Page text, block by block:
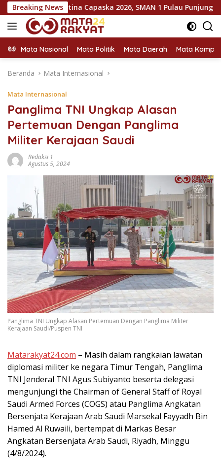
Langsung
ke
konten
Breaking News
Capaska 2026, SMAN 1 Pulau Punjung Mendominasi
Mata Nasional Mata Politik Mata Daerah Mata
Beranda Mata Internasional
Mata Internasional
Panglima TNI Ungkap Alasan
Pertemuan Dengan Panglima
Militer Kerajaan Saudi
Redaksi 1
Agustus 5, 2024
Panglima TNI Ungkap Alasan Pertemuan Dengan Panglima Militer
Kerajaan Saudi/Puspen TNI
Matarakyat24.com – Masih dalam rangkaian lawatan
diplomasi militer ke negara Timur Tengah, Panglima
TNI Jenderal TNI Agus Subiyanto beserta delegasi
mengunjungi the Chairman of General Staff of Royal
Saudi Armed Forces (COGS) atau Panglima Angkatan
Bersenjata Kerajaan Arab Saudi Marsekal Fayyadh Bin
Hamed Al Ruwaili, bertempat di Markas Besar
Angkatan Bersenjata Arab Saudi, Riyadh, Minggu
(4/8/2024).